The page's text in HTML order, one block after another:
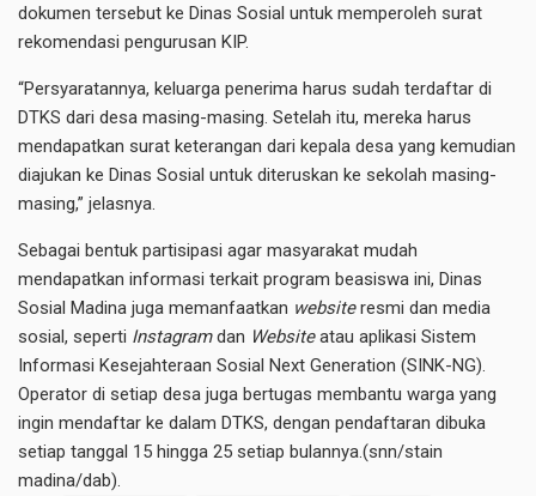
dokumen tersebut ke Dinas Sosial untuk memperoleh surat
rekomendasi pengurusan KIP.
“Persyaratannya, keluarga penerima harus sudah terdaftar di
DTKS dari desa masing-masing. Setelah itu, mereka harus
mendapatkan surat keterangan dari kepala desa yang kemudian
diajukan ke Dinas Sosial untuk diteruskan ke sekolah masing-
masing,” jelasnya.
Sebagai bentuk partisipasi agar masyarakat mudah
mendapatkan informasi terkait program beasiswa ini, Dinas
Sosial Madina juga memanfaatkan websiteresmi dan media
sosial, seperti Instagramdan Websiteatau aplikasi Sistem
Informasi Kesejahteraan Sosial Next Generation (SINK-NG).
Operator di setiap desa juga bertugas membantu warga yang
ingin mendaftar ke dalam DTKS, dengan pendaftaran dibuka
setiap tanggal 15 hingga 25 setiap bulannya.(snn/stain
madina/dab).